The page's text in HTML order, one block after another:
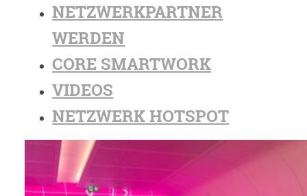
NETZWERKPARTNER
WERDEN
CORE SMARTWORK
VIDEOS
NETZWERK HOTSPOT